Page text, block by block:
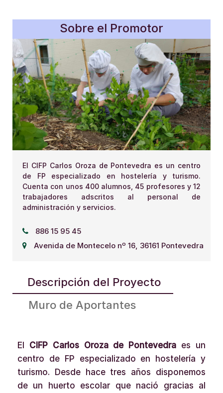
Descripción del Proyecto
Muro de Aportantes
El CIFP Carlos Oroza de Pontevedra es un
centro de FP especializado en hostelería y
turismo. Desde hace tres años disponemos
de un huerto escolar que nació gracias al
Sobre el Promotor
El CIFP Carlos Oroza de Pontevedra es un centro
de FP especializado en hostelería y turismo.
Cuenta con unos 400 alumnos, 45 profesores y 12
trabajadores adscritos al personal de
administración y servicios.
886 15 95 45
Avenida de Montecelo nº 16, 36161 Pontevedra